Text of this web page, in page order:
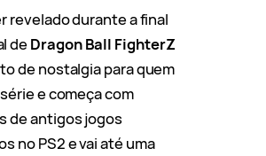
revelado durante a final
deDragon Ball FighterZ
de nostalgia para quem
e começa com
de antigos jogos
no PS2 e vai até uma